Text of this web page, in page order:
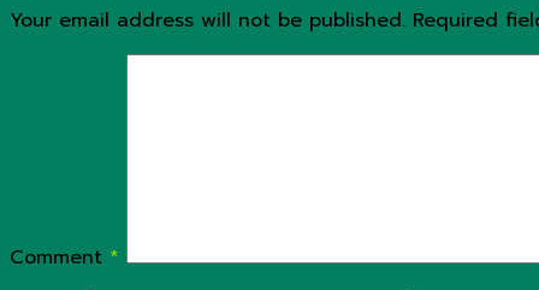
Your email address will not be published. Required
Comment *